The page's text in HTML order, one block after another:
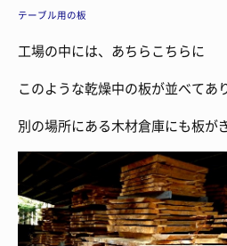
テーブル用の板
工場の中には、あちらこちらに
このような乾燥中の板が並べてあ
別の場所にある木材倉庫にも板が